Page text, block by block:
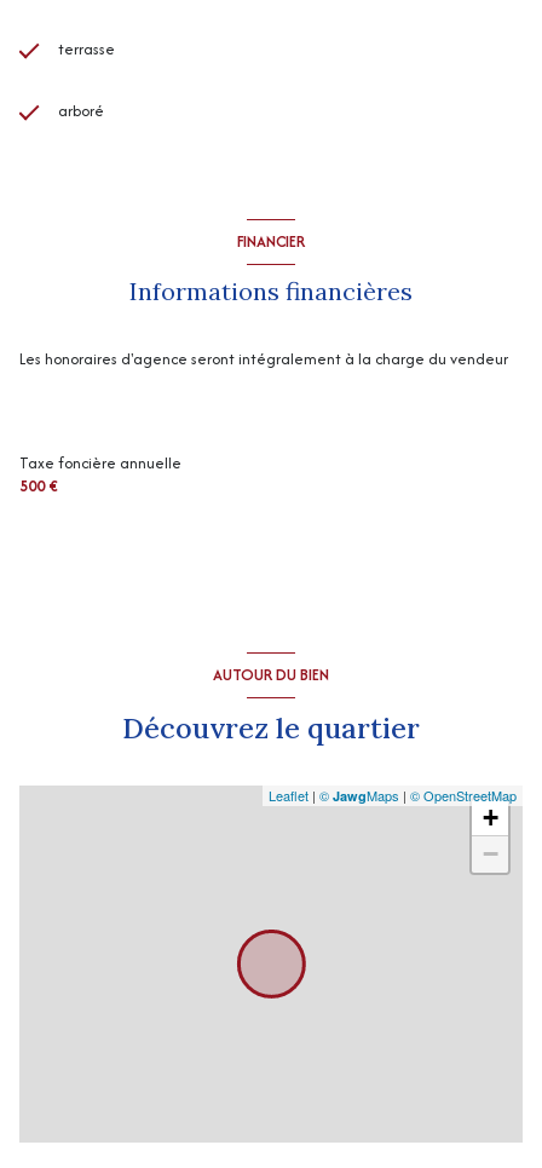
terrasse
arboré
FINANCIER
Informations financières
Les honoraires d'agence seront intégralement à la charge du vendeur
Taxe foncière annuelle
500 €
AUTOUR DU BIEN
Découvrez le quartier
+
−
Leaflet | © JawgMaps | © OpenStreetMap